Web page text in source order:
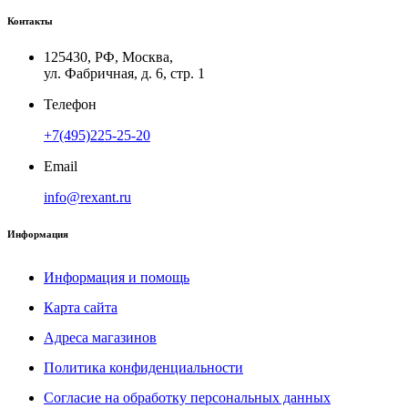
Контакты
125430, РФ, Москва,
ул. Фабричная, д. 6, стр. 1
Телефон
+7(495)225-25-20
Email
info@rexant.ru
Информация
Информация и помощь
Карта сайта
Адреса магазинов
Политика конфиденциальности
Согласие на обработку персональных данных